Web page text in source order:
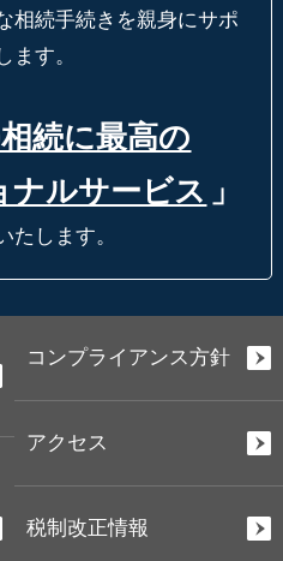
相続手続きを親身にサポ
ます。
続に最高の
ナルサービス 」
たします。
コンプライアンス方針
アクセス
税制改正情報